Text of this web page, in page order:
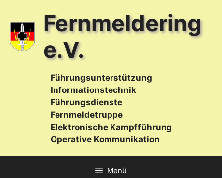
springen
Fernmeldering
e.V.
Führungsunterstützung
Informationstechnik
Führungsdienste
Fernmeldetruppe
Elektronische Kampfführung
Operative Kommunikation
Menü